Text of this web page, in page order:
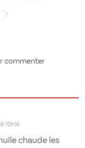
commenter
10h16
chaude les